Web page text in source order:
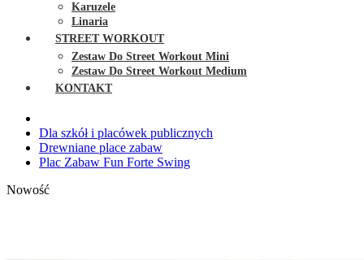
Karuzele
Linaria
STREET WORKOUT
Zestaw Do Street Workout Mini
Zestaw Do Street Workout Medium
KONTAKT
Dla szkół i placówek publicznych
Drewniane place zabaw
Plac Zabaw Fun Forte Swing
Nowość